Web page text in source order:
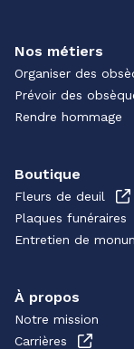
Nos métiers
Organiser des
Prévoir des
Rendre hommage
Boutique
Fleurs de deuil
Plaques funéraires
Entretien de
À propos
Notre mission
Carrières